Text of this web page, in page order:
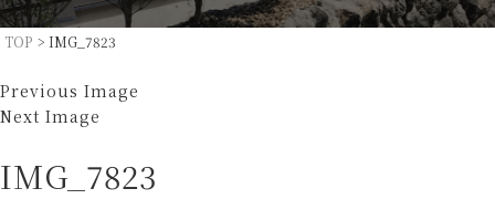
TOP >IMG_7823
Previous Image
Next Image
IMG_7823